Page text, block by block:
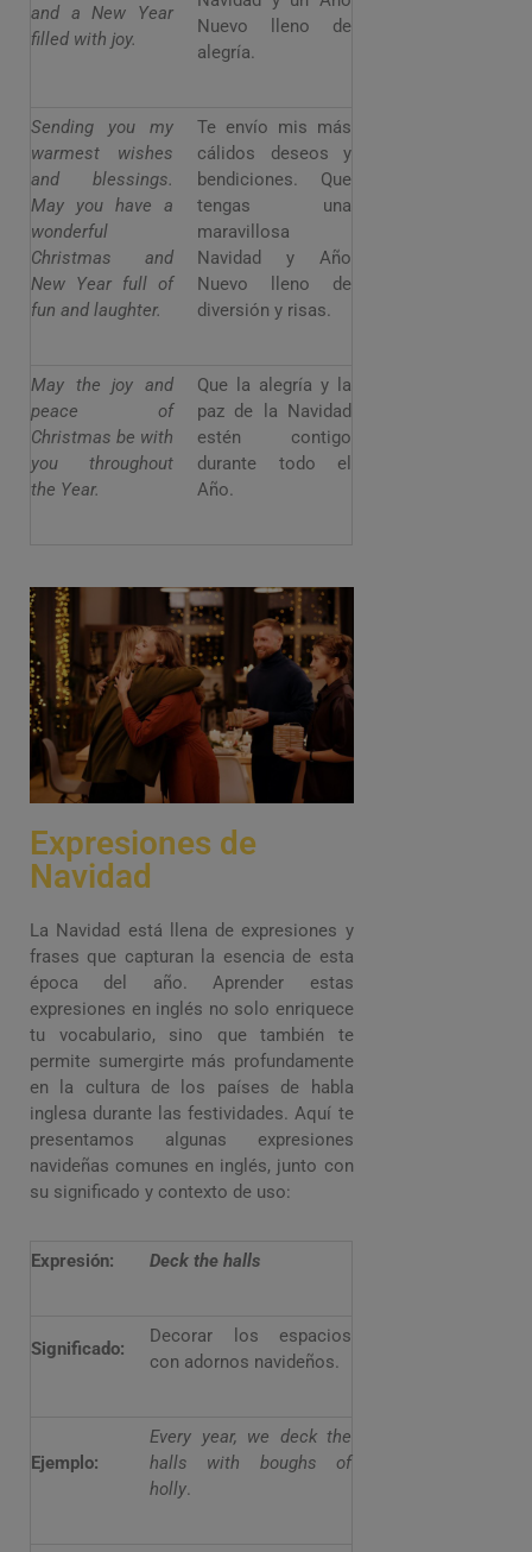
and a New Year
filled with joy.
Nuevo lleno de
alegría.
Sending you my
warmest wishes
and blessings.
May you have a
wonderful
Christmas and
New Year full of
fun and laughter.
Te envío mis más
cálidos deseos y
bendiciones. Que
tengas una
maravillosa
Navidad y Año
Nuevo lleno de
diversión y risas.
May the joy and
peace of
Christmas be with
you throughout
the Year.
Que la alegría y la
paz de la Navidad
estén contigo
durante todo el
Año.
Expresiones de
Navidad
La Navidad está llena de expresiones y
frases que capturan la esencia de esta
época del año. Aprender estas
expresiones en inglés no solo enriquece
tu vocabulario, sino que también te
permite sumergirte más profundamente
en la cultura de los países de habla
inglesa durante las festividades. Aquí te
presentamos algunas expresiones
navideñas comunes en inglés, junto con
su significado y contexto de uso:
Expresión: Deck the halls
Significado:
Decorar los espacios
con adornos navideños.
Ejemplo:
Every year, we deck the
halls with boughs of
holly.